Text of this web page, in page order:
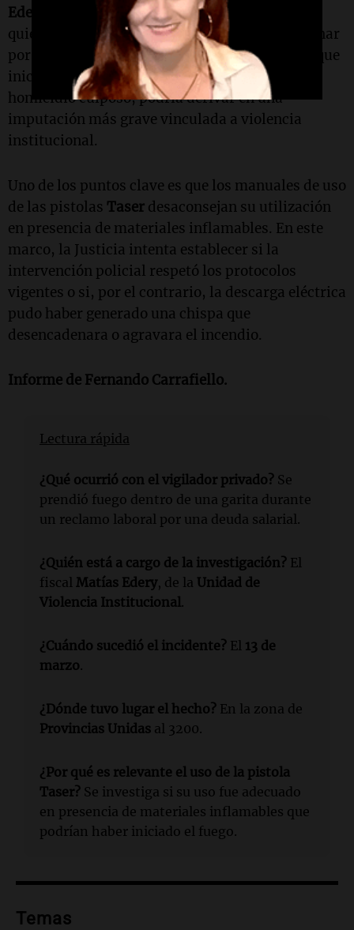
Edery
Unidad de Violencia Institucional
quien busca determinar si existió un mal accionar
por parte de los efectivos policiales. La causa, que
inicialmente fue caratulada como lesiones u
homicidio culposo, podría derivar en una
imputación más grave vinculada a violencia
institucional.
Uno de los puntos clave es que los manuales de uso
de las pistolas Taser desaconsejan su utilización
en presencia de materiales inflamables. En este
marco, la Justicia intenta establecer si la
intervención policial respetó los protocolos
vigentes o si, por el contrario, la descarga eléctrica
pudo haber generado una chispa que
desencadenara o agravara el incendio.
Informe de Fernando Carrafiello.
Lectura rápida
¿Qué ocurrió con el vigilador privado? Se
prendió fuego dentro de una garita durante
un reclamo laboral por una deuda salarial.
¿Quién está a cargo de la investigación? El
fiscal Matías Edery, de la Unidad de
Violencia Institucional.
¿Cuándo sucedió el incidente? El 13 de
marzo.
¿Dónde tuvo lugar el hecho? En la zona de
Provincias Unidas al 3200.
¿Por qué es relevante el uso de la pistola
Taser? Se investiga si su uso fue adecuado
en presencia de materiales inflamables que
podrían haber iniciado el fuego.
Temas